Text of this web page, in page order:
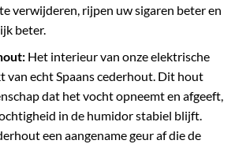
verwijderen, rijpen uw sigaren beter en
beter.
Het interieur van onze elektrische
van echt Spaans cederhout. Dit hout
dat het vocht opneemt en afgeeft,
in de humidor stabiel blijft.
een aangename geur af die de